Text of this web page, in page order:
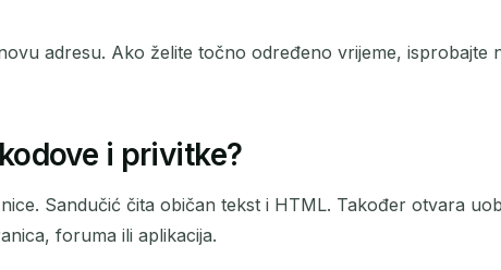
adresu. Ako želite točno određeno vrijeme, isprobajte
i privitke?
Sandučić čita običan tekst i HTML. Također otvara
foruma ili aplikacija.